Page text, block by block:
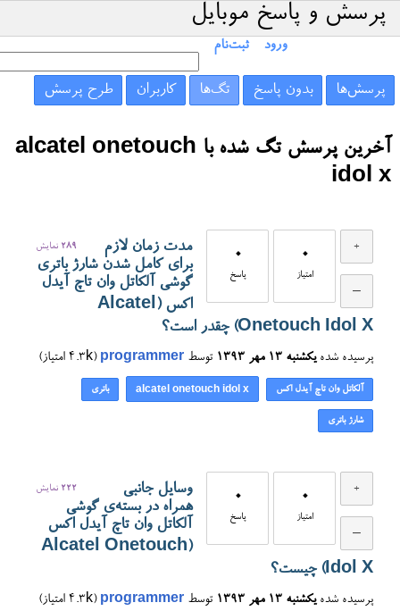
پرسش و پاسخ موبایل
ورود ثبت‌نام
پرسش‌ها بدون پاسخ تگ‌ها کاربران طرح پرسش
آخرین پرسش تگ شده با alcatel onetouch
idol x
0
امتیاز
0
پاسخ
289 نمایش
مدت زمان لازم
برای کامل شدن شارژ باتری
گوشی آلکاتل وان تاچ آیدل
اکس (Alcatel
Onetouch Idol X) چقدر است؟
پرسیده شده یکشنبه ۱۳ مهر ۱۳۹۳ توسط programmer
(
4.3k امتیاز)
آلکاتل وان تاچ آیدل اکس alcatel onetouch idol x باتری
شارژ باتری
0
امتیاز
0
پاسخ
222 نمایش
وسایل جانبی
همراه در بسته‌ی گوشی
آلکاتل وان تاچ آیدل اکس
(Alcatel Onetouch
Idol X) چیست؟
پرسیده شده یکشنبه ۱۳ مهر ۱۳۹۳ توسط programmer
(
4.3k امتیاز)